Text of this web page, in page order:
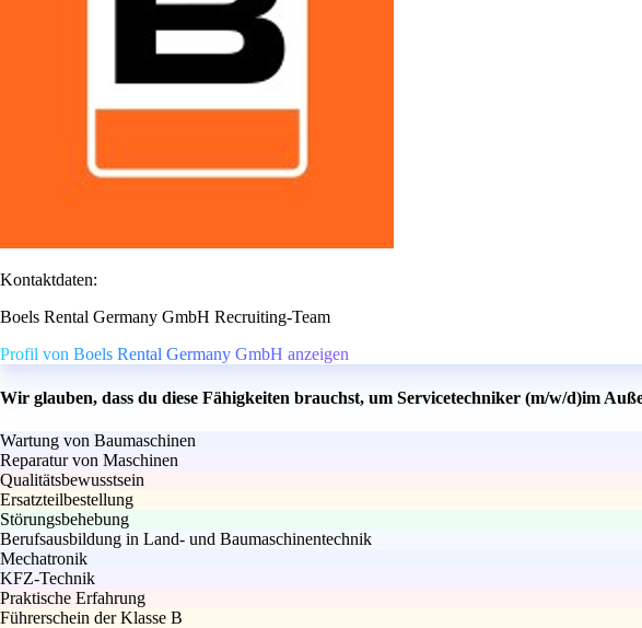
Kontaktdaten:
Boels Rental Germany GmbH Recruiting-Team
Profil von Boels Rental Germany GmbH anzeigen
Wir glauben, dass du diese Fähigkeiten brauchst, um Servicetechniker (m/w/d)im
Wartung von Baumaschinen
Reparatur von Maschinen
Qualitätsbewusstsein
Ersatzteilbestellung
Störungsbehebung
Berufsausbildung in Land- und Baumaschinentechnik
Mechatronik
KFZ-Technik
Praktische Erfahrung
Führerschein der Klasse B